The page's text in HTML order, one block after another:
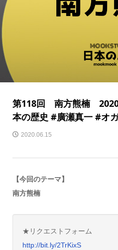
第118回 南方熊楠
本の歴史 #廣瀬真一 #オ
2020.06.15
【今回のテーマ】
南方熊楠
★リクエストフォーム
http://bit.ly/2TrKixS